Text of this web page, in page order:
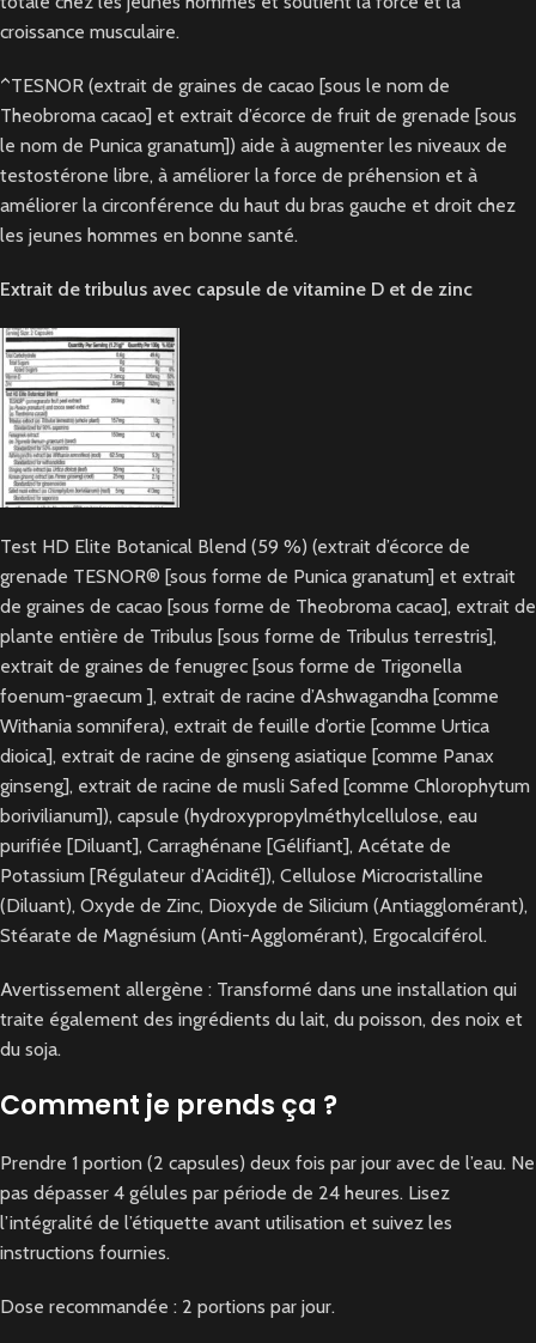
croissance musculaire.
^TESNOR (extrait de graines de cacao [sous le nom de
Theobroma cacao] et extrait d’écorce de fruit de grenade [sous
le nom de Punica granatum]) aide à augmenter les niveaux de
testostérone libre, à améliorer la force de préhension et à
améliorer la circonférence du haut du bras gauche et droit chez
les jeunes hommes en bonne santé.
Extrait de tribulus avec capsule de vitamine D et de zinc
Test HD Elite Botanical Blend (59 %) (extrait d’écorce de
grenade TESNOR® [sous forme de Punica granatum] et extrait
de graines de cacao [sous forme de Theobroma cacao], extrait de
plante entière de Tribulus [sous forme de Tribulus terrestris],
extrait de graines de fenugrec [sous forme de Trigonella
foenum-graecum ], extrait de racine d’Ashwagandha [comme
Withania somnifera), extrait de feuille d’ortie [comme Urtica
dioica], extrait de racine de ginseng asiatique [comme Panax
ginseng], extrait de racine de musli Safed [comme Chlorophytum
borivilianum]), capsule (hydroxypropylméthylcellulose, eau
purifiée [Diluant], Carraghénane [Gélifiant], Acétate de
Potassium [Régulateur d’Acidité]), Cellulose Microcristalline
(Diluant), Oxyde de Zinc, Dioxyde de Silicium (Antiagglomérant),
Stéarate de Magnésium (Anti-Agglomérant), Ergocalciférol.
Avertissement allergène : Transformé dans une installation qui
traite également des ingrédients du lait, du poisson, des noix et
du soja.
Comment je prends ça ?
Prendre 1 portion (2 capsules) deux fois par jour avec de l’eau. Ne
pas dépasser 4 gélules par période de 24 heures. Lisez
l’intégralité de l’étiquette avant utilisation et suivez les
instructions fournies.
Dose recommandée : 2 portions par jour.